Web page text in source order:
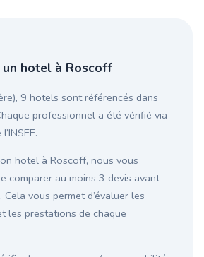
hotel à Roscoff
9 hotels sont référencés dans
professionnel a été vérifié via
hotel à Roscoff, nous vous
comparer au moins 3 devis avant
vous permet d’évaluer les
les prestations de chaque